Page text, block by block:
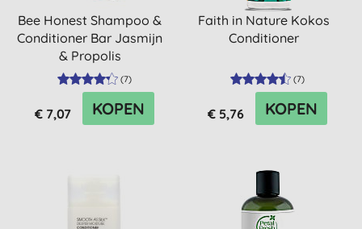
Bee Honest Shampoo &
Conditioner Bar Jasmijn
& Propolis
(7)
€ 7,07 KOPEN
Faith in Nature Kokos
Conditioner
(7)
€ 5,76 KOPEN